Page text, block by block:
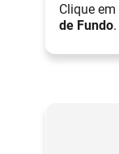
Clique em
de Fundo.